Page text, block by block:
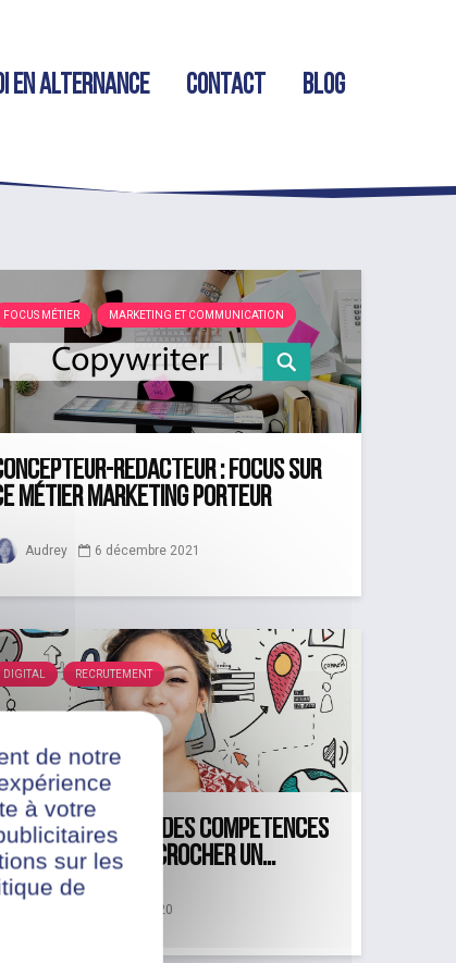
en alternance Contact Blog
FOCUS MÉTIER MARKETING ET COMMUNICATION
rédacteur : focus sur
métier marketing porteur
Audrey 6 décembre 2021
DIGITAL RECRUTEMENT
multiplication des compétences
pour décrocher un...
19 avril 2020
de notre
à votre
sur les
de